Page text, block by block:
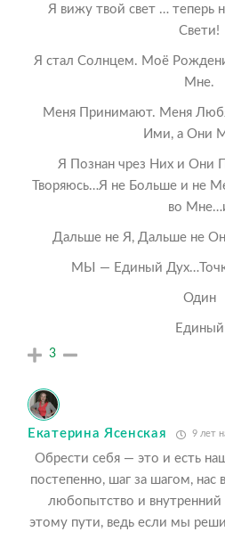
Я вижу твой свет … теперь
Свети!
Я стал Солнцем. Моё
Мне.
Меня Принимают. Меня
Ими, а Они
Я Познан чрез Них и Они
Творяюсь…Я не Больше и не
во
Дальше не Я, Дальше не
МЫ — Единый
Один
Единый
3
Екатерина Ясенская 9 лет
Обрести себя — это и есть
постепенно, шаг за шагом,
любопытство и
этому пути, ведь если мы